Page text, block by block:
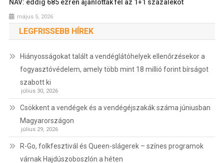
NAV: eddig 685 ezren ajánlották fel az 1+1 százalékot
május 5, 2026
LEGFRISSEBB HÍREK
Hiányosságokat talált a vendéglátóhelyek ellenőrzésekor a
fogyasztóvédelem, amely több mint 18 millió forint bírságot
szabott ki
július 30, 2026
Csökkent a vendégek és a vendégéjszakák száma júniusban
Magyarországon
július 29, 2026
R-Go, folkfesztivál és Queen-slágerek – színes programok
várnak Hajdúszoboszlón a héten